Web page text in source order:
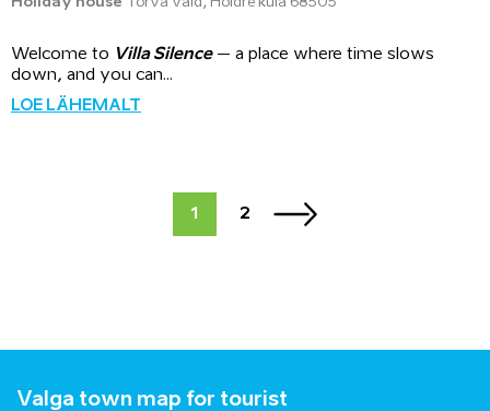
Welcome to Villa Silence– a place where time slows
down, and you can...
LOE LÄHEMALT
1 2
Valga town map for tourist